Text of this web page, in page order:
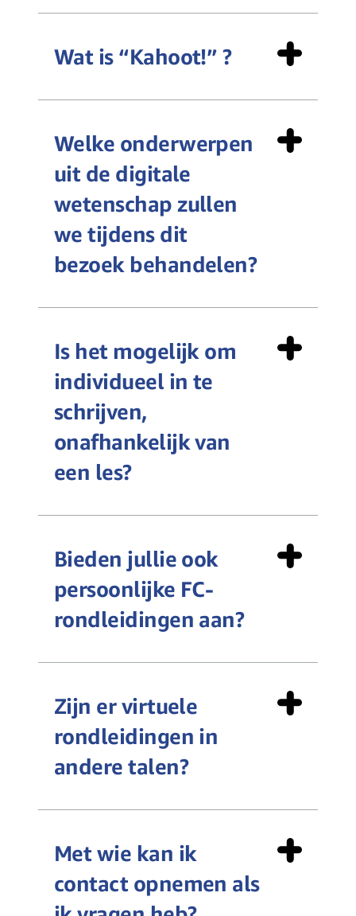
Wat is “Kahoot!” ?
Welke onderwerpen
uit de digitale
wetenschap zullen
we tijdens dit
bezoek behandelen?
Is het mogelijk om
individueel in te
schrijven,
onafhankelijk van
een les?
Bieden jullie ook
persoonlijke FC-
rondleidingen aan?
Zijn er virtuele
rondleidingen in
andere talen?
Met wie kan ik
contact opnemen als